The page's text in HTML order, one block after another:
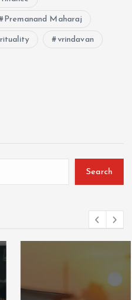
Premanand Maharaj
vrindavan
Search